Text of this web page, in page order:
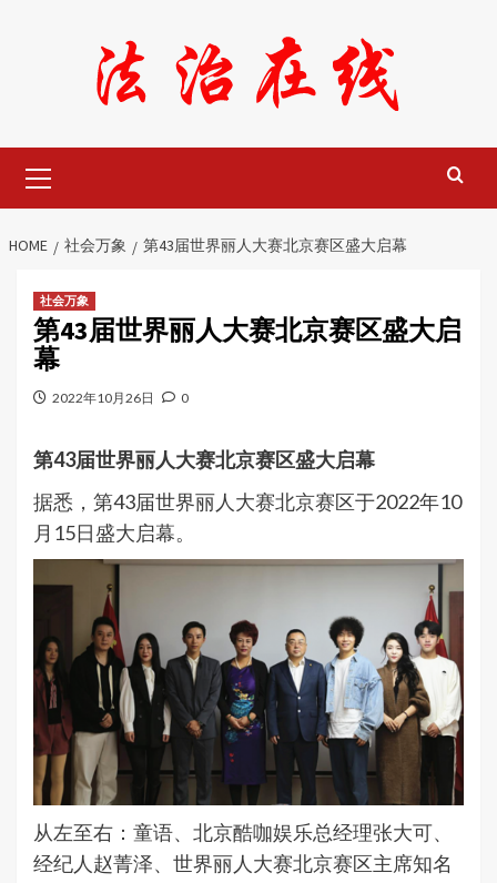
Menu
HOME 社会万象 第43届世界丽人大赛北京赛区盛大启幕
社会万象
第43届世界丽人大赛北京赛区盛大启
幕
2022年10月26日 0
第43届世界丽人大赛北京赛区盛大启幕
据悉，第43届世界丽人大赛北京赛区于2022年10
月15日盛大启幕。
从左至右：童语、北京酷咖娱乐总经理张大可、
经纪人赵菁泽、世界丽人大赛北京赛区主席知名